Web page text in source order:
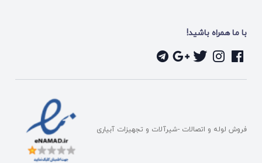
با ما همراه باشید!
فروش لوله و اتصالات -شیرآلات و تجهیزات آبیاری